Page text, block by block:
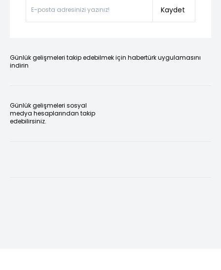
Kaydet
Günlük gelişmeleri takip edebilmek için habertürk uygulamasını
indirin
Günlük gelişmeleri sosyal
medya hesaplarından takip
edebilirsiniz.